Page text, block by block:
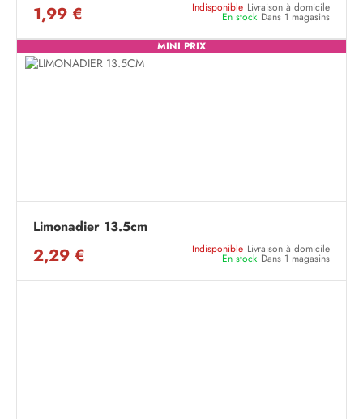
1,99 € Indisponible Livraison à domicile
En stock Dans 1 magasins
MINI PRIX
Limonadier 13.5cm
2,29 € Indisponible Livraison à domicile
En stock Dans 1 magasins